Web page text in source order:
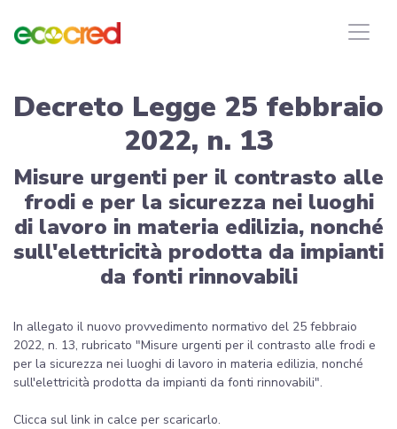
Decreto Legge 25 febbraio
2022, n. 13
Misure urgenti per il contrasto alle
frodi e per la sicurezza nei luoghi
di lavoro in materia edilizia, nonché
sull'elettricità prodotta da impianti
da fonti rinnovabili
In allegato il nuovo provvedimento normativo del 25 febbraio
2022, n. 13, rubricato "Misure urgenti per il contrasto alle frodi e
per la sicurezza nei luoghi di lavoro in materia edilizia, nonché
sull'elettricità prodotta da impianti da fonti rinnovabili".
Clicca sul link in calce per scaricarlo.